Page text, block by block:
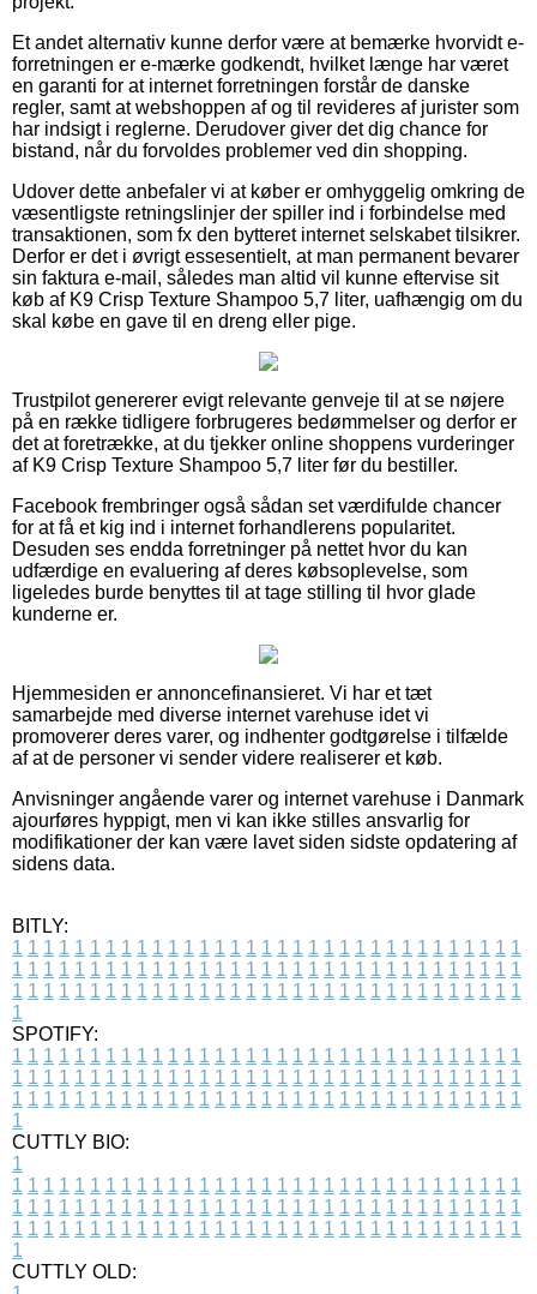
Et andet alternativ kunne derfor være at bemærke hvorvidt e-
forretningen er e-mærke godkendt, hvilket længe har været
en garanti for at internet forretningen forstår de danske
regler, samt at webshoppen af og til revideres af jurister som
har indsigt i reglerne. Derudover giver det dig chance for
bistand, når du forvoldes problemer ved din shopping.
Udover dette anbefaler vi at køber er omhyggelig omkring de
væsentligste retningslinjer der spiller ind i forbindelse med
transaktionen, som fx den bytteret internet selskabet tilsikrer.
Derfor er det i øvrigt essesentielt, at man permanent bevarer
sin faktura e-mail, således man altid vil kunne eftervise sit
køb af K9 Crisp Texture Shampoo 5,7 liter, uafhængig om du
skal købe en gave til en dreng eller pige.
Trustpilot genererer evigt relevante genveje til at se nøjere
på en række tidligere forbrugeres bedømmelser og derfor er
det at foretrække, at du tjekker online shoppens vurderinger
af K9 Crisp Texture Shampoo 5,7 liter før du bestiller.
Facebook frembringer også sådan set værdifulde chancer
for at få et kig ind i internet forhandlerens popularitet.
Desuden ses endda forretninger på nettet hvor du kan
udfærdige en evaluering af deres købsoplevelse, som
ligeledes burde benyttes til at tage stilling til hvor glade
kunderne er.
Hjemmesiden er annoncefinansieret. Vi har et tæt
samarbejde med diverse internet varehuse idet vi
promoverer deres varer, og indhenter godtgørelse i tilfælde
af at de personer vi sender videre realiserer et køb.
Anvisninger angående varer og internet varehuse i Danmark
ajourføres hyppigt, men vi kan ikke stilles ansvarlig for
modifikationer der kan være lavet siden sidste opdatering af
sidens data.
BITLY:
1 1 1 1 1 1 1 1 1 1 1 1 1 1 1 1 1 1 1 1 1 1 1 1 1 1 1 1 1 1 1 1 1
1 1 1 1 1 1 1 1 1 1 1 1 1 1 1 1 1 1 1 1 1 1 1 1 1 1 1 1 1 1 1 1 1
1 1 1 1 1 1 1 1 1 1 1 1 1 1 1 1 1 1 1 1 1 1 1 1 1 1 1 1 1 1 1 1 1
1
SPOTIFY:
1 1 1 1 1 1 1 1 1 1 1 1 1 1 1 1 1 1 1 1 1 1 1 1 1 1 1 1 1 1 1 1 1
1 1 1 1 1 1 1 1 1 1 1 1 1 1 1 1 1 1 1 1 1 1 1 1 1 1 1 1 1 1 1 1 1
1 1 1 1 1 1 1 1 1 1 1 1 1 1 1 1 1 1 1 1 1 1 1 1 1 1 1 1 1 1 1 1 1
1
CUTTLY BIO:
1
1 1 1 1 1 1 1 1 1 1 1 1 1 1 1 1 1 1 1 1 1 1 1 1 1 1 1 1 1 1 1 1 1
1 1 1 1 1 1 1 1 1 1 1 1 1 1 1 1 1 1 1 1 1 1 1 1 1 1 1 1 1 1 1 1 1
1 1 1 1 1 1 1 1 1 1 1 1 1 1 1 1 1 1 1 1 1 1 1 1 1 1 1 1 1 1 1 1 1
1
CUTTLY OLD: